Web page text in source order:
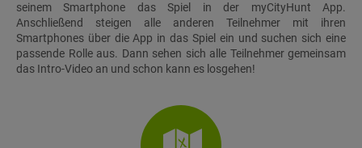
seinem Smartphone das Spiel in der myCityHunt App.
Anschließend steigen alle anderen Teilnehmer mit ihren
Smartphones über die App in das Spiel ein und suchen sich eine
passende Rolle aus. Dann sehen sich alle Teilnehmer gemeinsam
das Intro-Video an und schon kann es losgehen!